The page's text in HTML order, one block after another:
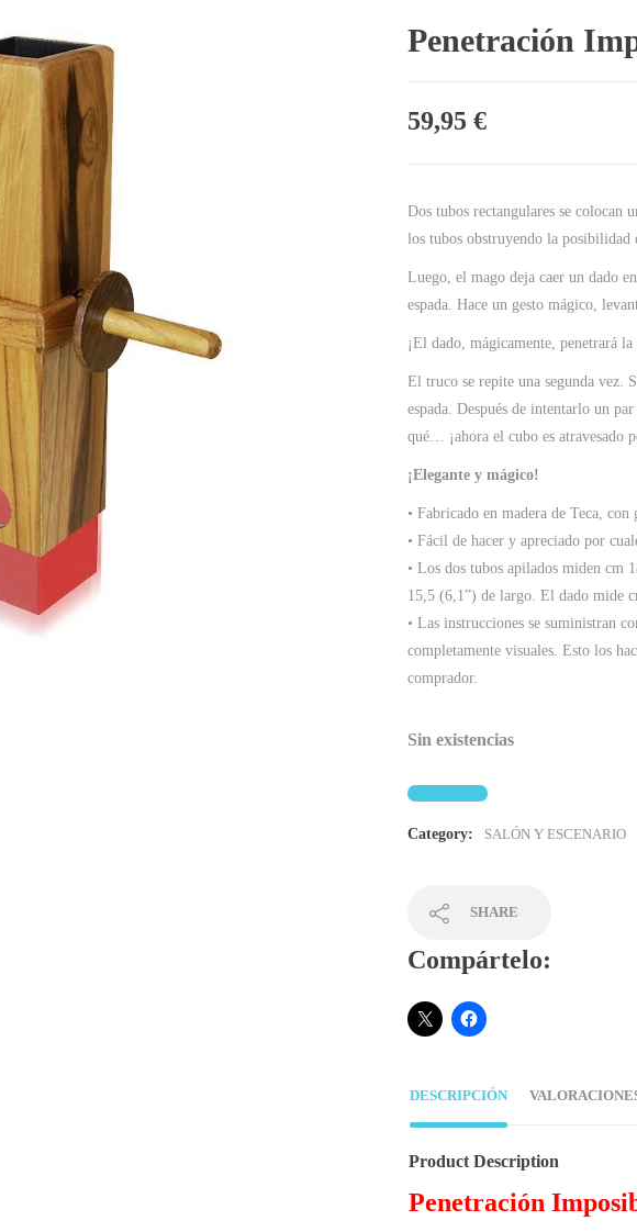
Penetración
59,95 €
Dos tubos rectangulares se colocan
los tubos obstruyendo la posibilidad
Luego, el mago deja caer un dado
espada. Hace un gesto mágico,
¡El dado, mágicamente, penetrará
El truco se repite una segunda vez.
espada. Después de intentarlo un
qué… ¡ahora el cubo es atravesado
¡Elegante y mágico!
• Fabricado en madera de Teca,
• Fácil de hacer y apreciado por
• Los dos tubos apilados miden cm
15,5 (6,1”) de largo. El dado mide
• Las instrucciones se suministran
completamente visuales. Esto los
comprador.
Sin existencias
Category: SALÓN Y ESCENARIO
SHARE
Compártelo:
DESCRIPCIÓN
Product Description
Penetración